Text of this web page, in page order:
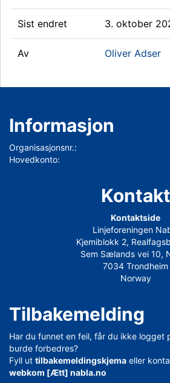
Sist endret 3. oktober
Av Oliver Adser
Informasjon
Organisasjonsnr.:
Hovedkonto:
Kontakt
Kontaktside
Linjeforeningen
Kjemiblokk 2,
Sem Sælands vei 10,
7034 Trondheim
Norway
Tilbakemelding
Har du funnet en feil, får du ikke logget
burde forbedres?
Fyll ut tilbakemeldingskjema eller
webkom [Ætt] nabla.no